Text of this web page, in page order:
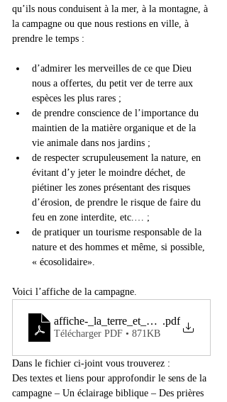
qu’ils nous conduisent à la mer, à la montagne, à
la campagne ou que nous restions en ville, à
prendre le temps :
d’admirer les merveilles de ce que Dieu
nous a offertes, du petit ver de terre aux
espèces les plus rares ;
de prendre conscience de l’importance du
maintien de la matière organique et de la
vie animale dans nos jardins ;
de respecter scrupuleusement la nature, en
évitant d’y jeter le moindre déchet, de
piétiner les zones présentant des risques
d’érosion, de prendre le risque de faire du
feu en zone interdite, etc.… ;
de pratiquer un tourisme responsable de la
nature et des hommes et même, si possible,
« écosolidaire».
Voici l’affiche de la campagne.
affiche- .pdf
Télécharger PDF • 871KB
Dans le fichier ci-joint vous trouverez :
Des textes et liens pour approfondir le sens de la
campagne – Un éclairage biblique – Des prières